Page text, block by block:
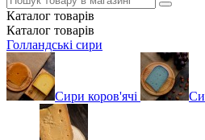
Каталог товарів
Каталог товарів
Голландські сири
Сири коров'ячі